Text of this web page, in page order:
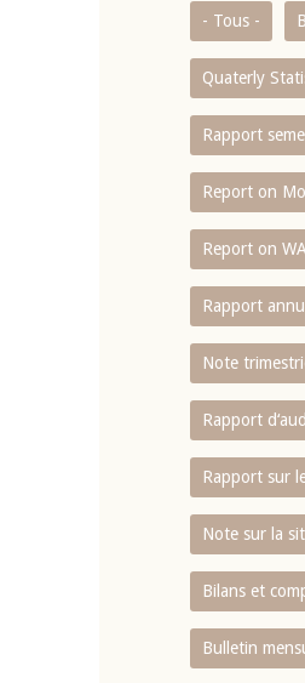
- Tous -
Quaterly
Rapport
Report on
Report on
Rapport
Note
Rapport
Rapport sur
Note sur la
Bilans et
Bulletin